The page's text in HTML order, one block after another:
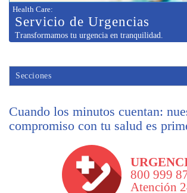
Health Care:
Servicio de Urgencias
Transformamos tu urgencia en tranquilidad.
Secciones
Cuando los minutos cuentan:
compromiso con tu salud es
800 999
Atención